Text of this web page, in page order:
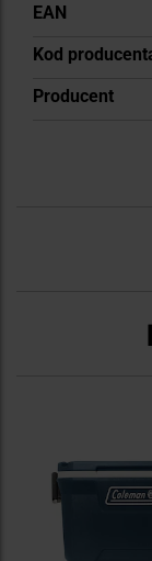
EAN
Kod
Producent